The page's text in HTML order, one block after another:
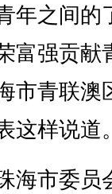
年之间的
富强贡献
市青联澳
这样说道。
市委员